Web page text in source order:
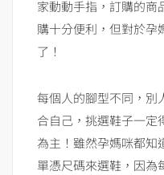
家動動手指，訂購的商
購十分便利，但對於孕
了！
每個人的腳型不同，別
合自己，挑選鞋子一定
為主！雖然孕媽咪都知
單憑尺碼來選鞋，因為